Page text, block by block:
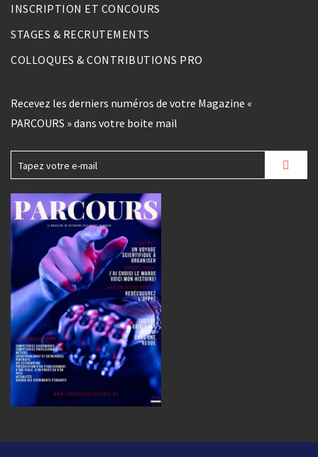
INSCRIPTION ET CONCOURS
STAGES & RECRUTEMENTS
COLLOQUES & CONTRIBUTIONS PRO
Recevez les derniers numéros de votre Magazine «
PARCOURS » dans votre boite mail